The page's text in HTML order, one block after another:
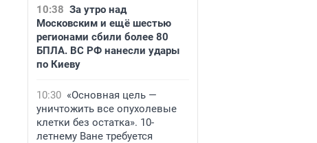
10:38 За утро над
Московским и ещё шестью
регионами сбили более 80
БПЛА. ВС РФ нанесли удары
по Киеву
10:30 «Основная цель —
уничтожить все опухолевые
клетки без остатка». 10-
летнему Ване требуется